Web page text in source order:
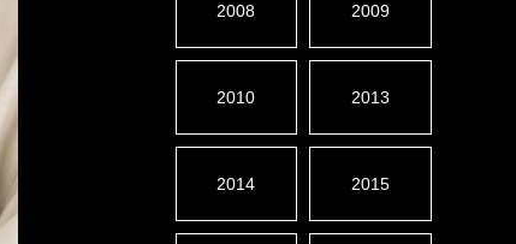
2008 2009
2010 2013
2014 2015